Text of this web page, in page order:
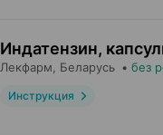
Индатензин,
Лекфарм , Беларусь • без
Инструкция